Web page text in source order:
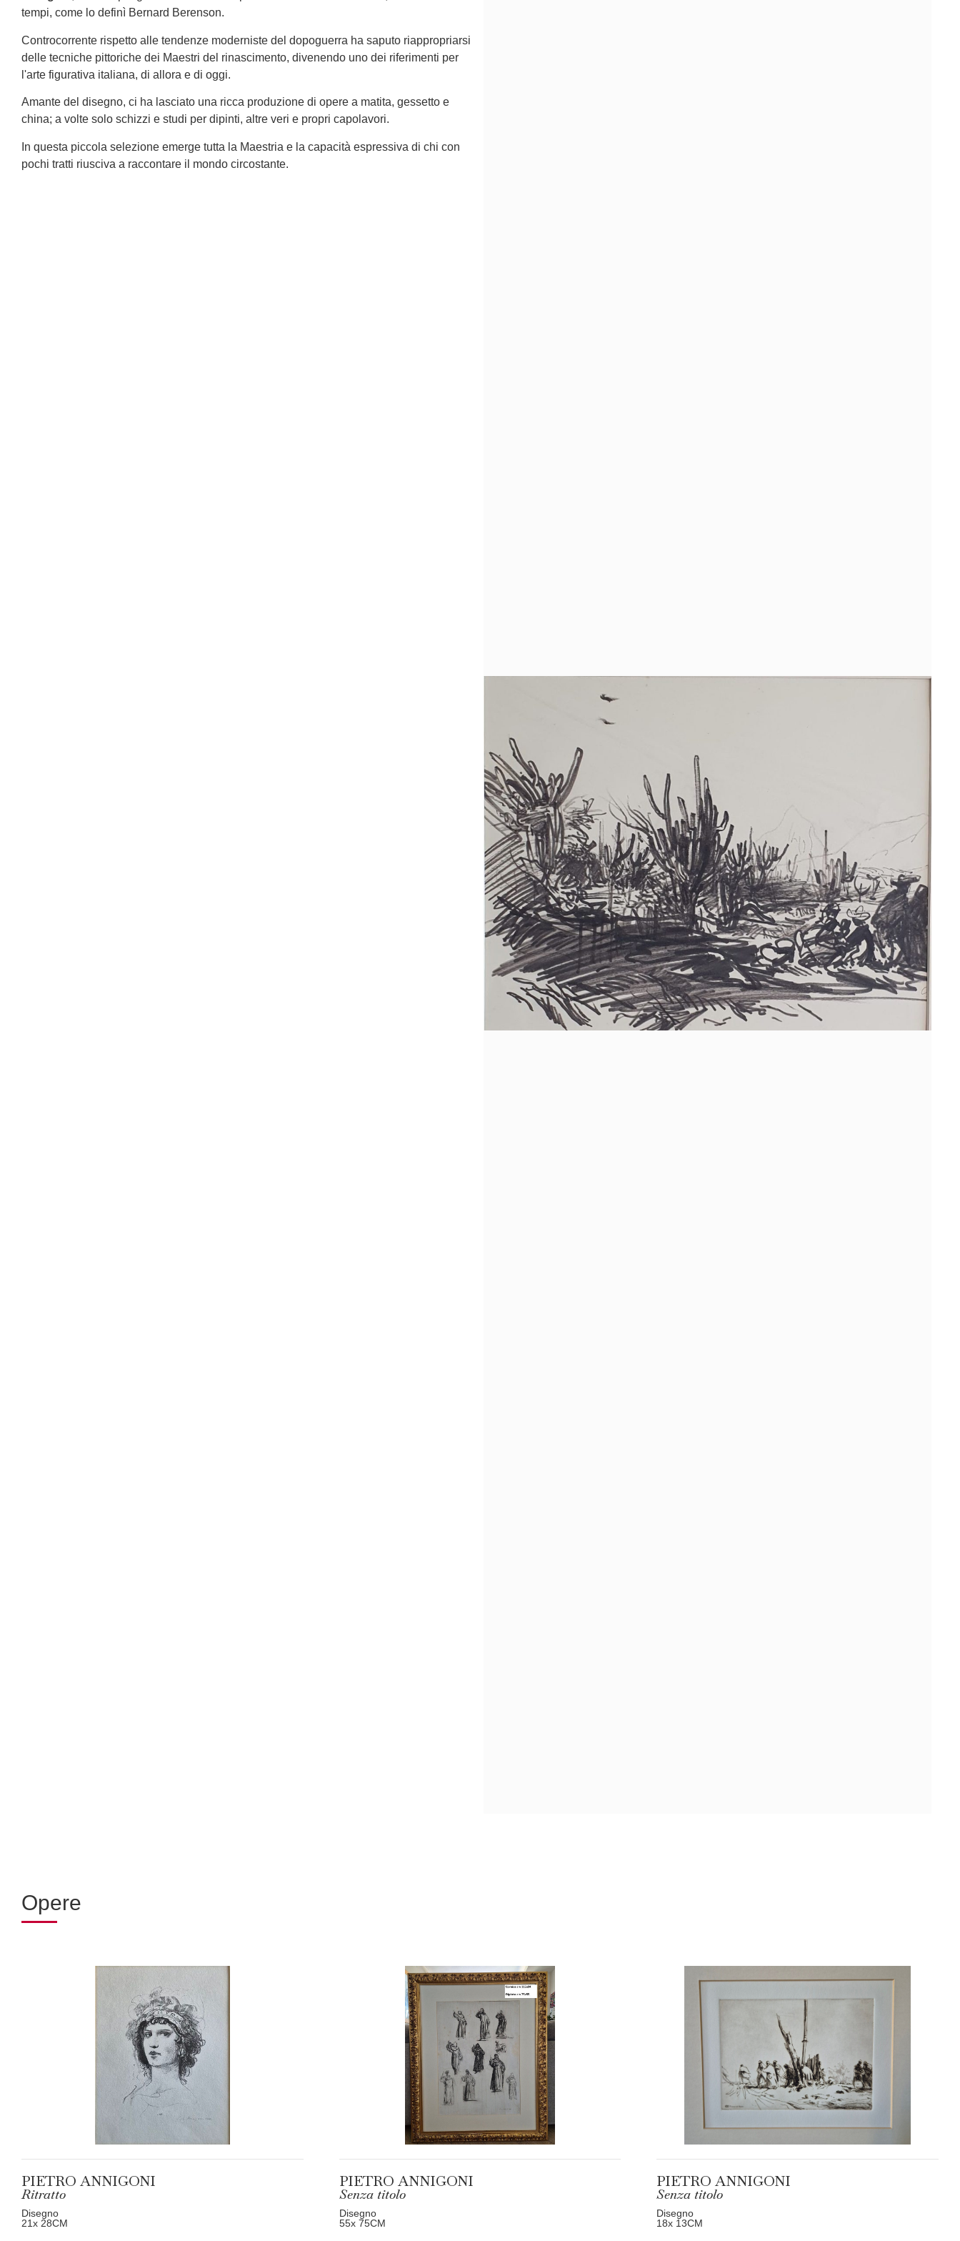
tempi, come lo definì Bernard Berenson.
Controcorrente rispetto alle tendenze moderniste del dopoguerra ha saputo riappropriarsi
delle tecniche pittoriche dei Maestri del rinascimento, divenendo uno dei riferimenti per
l'arte figurativa italiana, di allora e di oggi.
Amante del disegno, ci ha lasciato una ricca produzione di opere a matita, gessetto e
china; a volte solo schizzi e studi per dipinti, altre veri e propri capolavori.
In questa piccola selezione emerge tutta la Maestria e la capacità espressiva di chi con
pochi tratti riusciva a raccontare il mondo circostante.
Opere
PIETRO ANNIGONI
Ritratto
Disegno
21x 28CM
PIETRO ANNIGONI
Senza titolo
Disegno
55x 75CM
PIETRO ANNIGONI
Senza titolo
Disegno
18x 13CM